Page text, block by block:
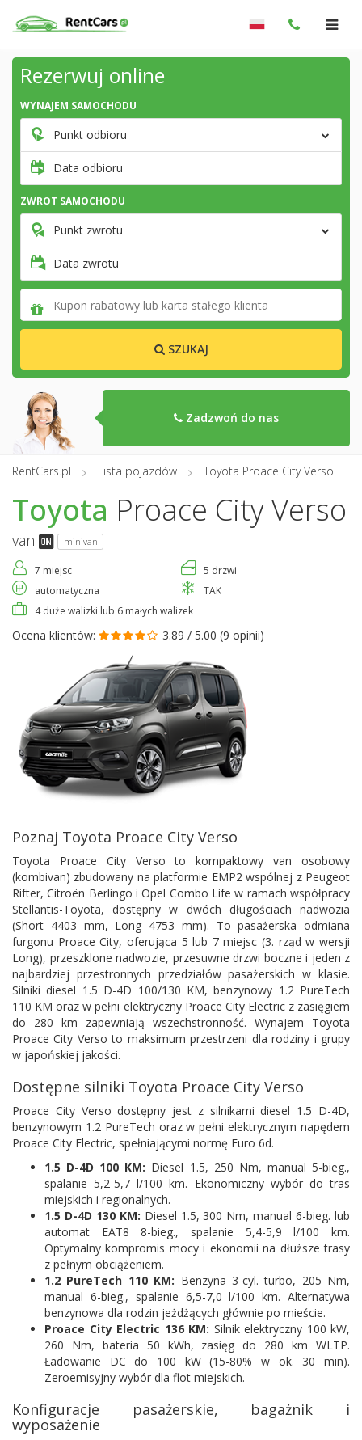
Rezerwuj online
WYNAJEM SAMOCHODU
Punkt odbioru
Data odbioru
ZWROT SAMOCHODU
Punkt zwrotu
Data zwrotu
SZUKAJ
Zadzwoń do nas
RentCars.pl Lista pojazdów Toyota Proace City Verso
Toyota Proace City Verso
van minivan
7 miejsc
5 drzwi
automatyczna
TAK
4 duże walizki lub 6 małych walizek
Ocena klientów: 3.89 / 5.00 (9 opinii)
Poznaj Toyota Proace City Verso
Toyota Proace City Verso to kompaktowy van osobowy
(kombivan) zbudowany na platformie EMP2 wspólnej z Peugeot
Rifter, Citroën Berlingo i Opel Combo Life w ramach współpracy
Stellantis-Toyota, dostępny w dwóch długościach nadwozia
(Short 4403 mm, Long 4753 mm). To pasażerska odmiana
furgonu Proace City, oferująca 5 lub 7 miejsc (3. rząd w wersji
Long), przeszklone nadwozie, przesuwne drzwi boczne i jeden z
najbardziej przestronnych przedziałów pasażerskich w klasie.
Silniki diesel 1.5 D-4D 100/130 KM, benzynowy 1.2 PureTech
110 KM oraz w pełni elektryczny Proace City Electric z zasięgiem
do 280 km zapewniają wszechstronność. Wynajem Toyota
Proace City Verso to maksimum przestrzeni dla rodziny i grupy
w japońskiej jakości.
Dostępne silniki Toyota Proace City Verso
Proace City Verso dostępny jest z silnikami diesel 1.5 D-4D,
benzynowym 1.2 PureTech oraz w pełni elektrycznym napędem
Proace City Electric, spełniającymi normę Euro 6d.
1.5 D-4D 100 KM: Diesel 1.5, 250 Nm, manual 5-bieg.,
spalanie 5,2-5,7 l/100 km. Ekonomiczny wybór do tras
miejskich i regionalnych.
1.5 D-4D 130 KM: Diesel 1.5, 300 Nm, manual 6-bieg. lub
automat EAT8 8-bieg., spalanie 5,4-5,9 l/100 km.
Optymalny kompromis mocy i ekonomii na dłuższe trasy
z pełnym obciążeniem.
1.2 PureTech 110 KM: Benzyna 3-cyl. turbo, 205 Nm,
manual 6-bieg., spalanie 6,5-7,0 l/100 km. Alternatywa
benzynowa dla rodzin jeżdżących głównie po mieście.
Proace City Electric 136 KM: Silnik elektryczny 100 kW,
260 Nm, bateria 50 kWh, zasięg do 280 km WLTP.
Ładowanie DC do 100 kW (15-80% w ok. 30 min).
Zeroemisyjny wybór dla flot miejskich.
Konfiguracje pasażerskie, bagażnik i
wyposażenie